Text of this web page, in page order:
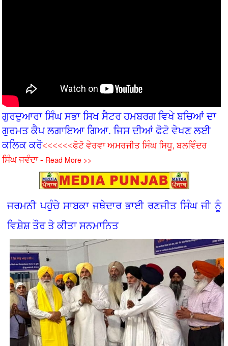
ਗੁਰਦੁਆਰਾ ਸਿੰਘ ਸਭਾ ਸਿਖ ਸੈਟਰ ਹਮਬਰਗ ਵਿਖੇ ਬਚ‌ਿਆਂ ਦਾ
ਗੁਰਮਤ ਕੈਪ ਲਗਾਇਆ ਗਿਆ. ਜਿਸ ਦੀਆਂ ਫੋਟੋ ਵੇਖਣ ਲਈ
ਕਲਿਕ ਕਰੋ<<<<<<ਫੋਟੋ ਵੇਰਵਾ ਅਮਰਜੀਤ ਸਿੰਘ ਸਿਧੂ, ਬਲਵਿੰਦਰ
ਸਿੰਘ ਜਵੰਦਾ - Read More >>
ਜਰਮਨੀ ਪਹੁੰਚੇ ਸਾਬਕਾ ਜਥੇਦਾਰ ਭਾਈ ਰਣਜੀਤ ਸਿੰਘ ਜੀ ਨੂੰ
ਵਿਸ਼ੇਸ਼ ਤੌਰ ਤੇ ਕੀਤਾ ਸਨਮਾਨਿਤ